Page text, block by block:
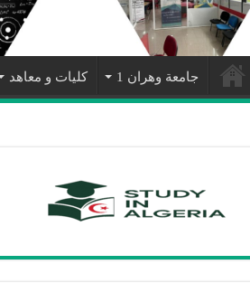
جامعة وهران 1 كليات و معاهد